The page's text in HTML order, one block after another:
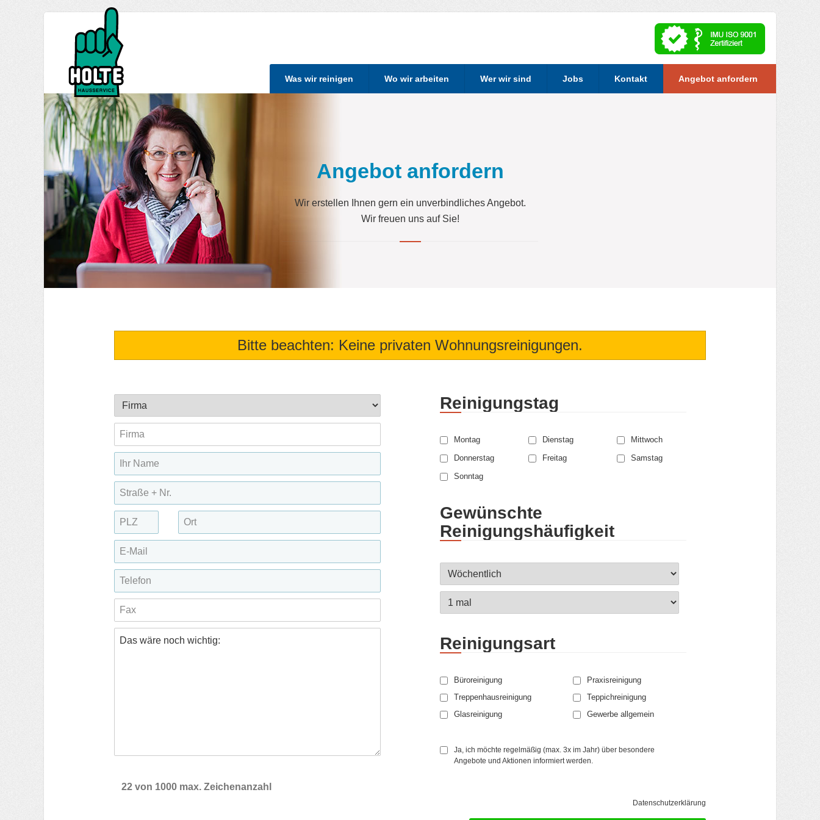
Was wir reinigen Wo wir arbeiten Wer wir sind Jobs Kontakt Angebot anfordern
Angebot anfordern
Wir erstellen Ihnen gern ein unverbindliches Angebot.
Wir freuen uns auf Sie!
Bitte beachten: Keine privaten Wohnungsreinigungen.
22 von 1000 max. Zeichenanzahl
Reinigungstag
Montag Dienstag Mittwoch
Donnerstag Freitag Samstag
Sonntag
Gewünschte
Reinigungshäufigkeit
Reinigungsart
Büroreinigung
Praxisreinigung
Treppenhausreinigung
Teppichreinigung
Glasreinigung
Gewerbe allgemein
Ja, ich möchte regelmäßig (max. 3x im Jahr) über besondere
Angebote und Aktionen informiert werden.
Datenschutzerklärung
GUT